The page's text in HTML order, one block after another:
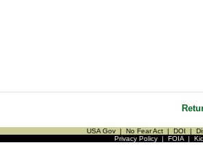
USA Gov | No Fear Act | DOI |
Privacy Policy| FOIA|